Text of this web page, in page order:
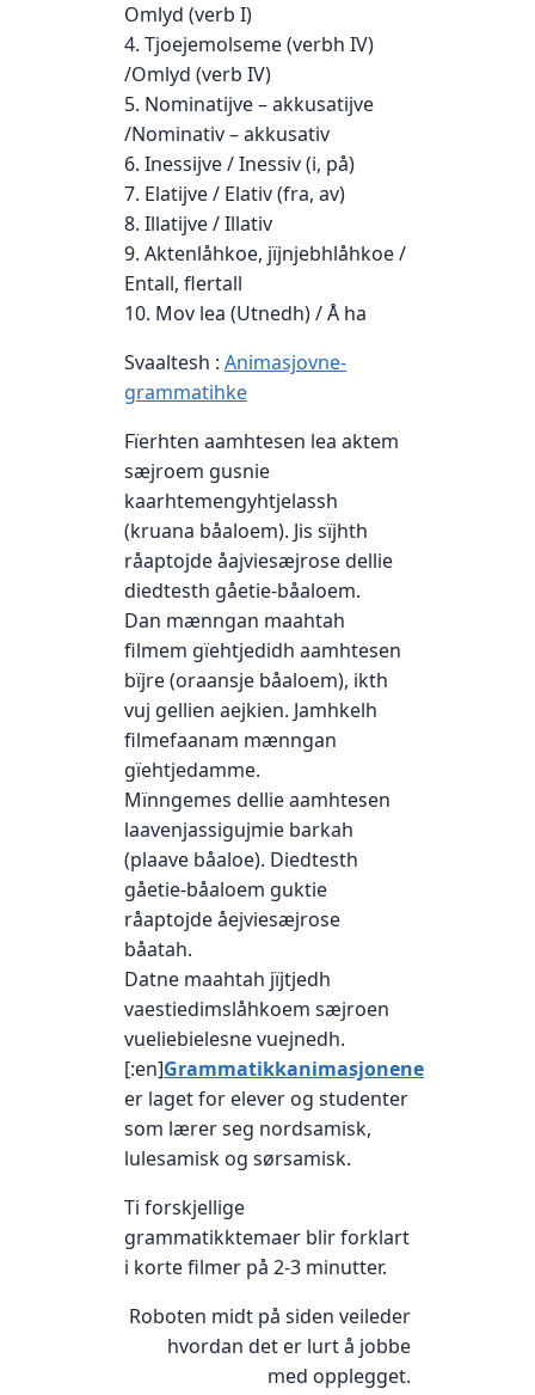
Omlyd (verb I)
4. Tjoejemolseme (verbh IV)
/Omlyd (verb IV)
5. Nominatijve – akkusatijve
/Nominativ – akkusativ
6. Inessijve / Inessiv (i, på)
7. Elatijve / Elativ (fra, av)
8. Illatijve / Illativ
9. Aktenlåhkoe, jïjnjebhlåhkoe /
Entall, flertall
10. Mov lea (Utnedh) / Å ha
Svaaltesh : Animasjovne-
grammatihke
Fïerhten aamhtesen lea aktem
sæjroem gusnie
kaarhtemengyhtjelassh
(kruana båaloem). Jis sïjhth
råaptojde åajviesæjrose dellie
diedtesth gåetie-båaloem.
Dan mænngan maahtah
filmem gïehtjedidh aamhtesen
bïjre (oraansje båaloem), ikth
vuj gellien aejkien. Jamhkelh
filmefaanam mænngan
gïehtjedamme.
Mïnngemes dellie aamhtesen
laavenjassigujmie barkah
(plaave båaloe). Diedtesth
gåetie-båaloem guktie
råaptojde åejviesæjrose
båatah.
Datne maahtah jïjtjedh
vaestiedimslåhkoem sæjroen
vueliebielesne vuejnedh.
[:en]Grammatikkanimasjonene
er laget for elever og studenter
som lærer seg nordsamisk,
lulesamisk og sørsamisk.
Ti forskjellige
grammatikktemaer blir forklart
i korte filmer på 2-3 minutter.
Roboten midt på siden veileder
hvordan det er lurt å jobbe
med opplegget.